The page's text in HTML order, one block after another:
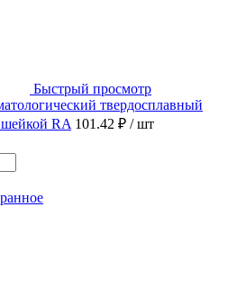
Быстрый просмотр
твердосплавный
RA 101.42 ₽ / шт